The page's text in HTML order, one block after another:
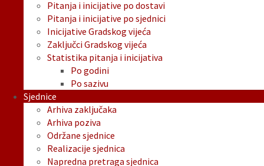
Pitanja i inicijative po dostavi
Pitanja i inicijative po sjednici
Inicijative Gradskog vijeća
Zaključci Gradskog vijeća
Statistika pitanja i inicijativa
Po godini
Po sazivu
Sjednice
Arhiva zaključaka
Arhiva poziva
Održane sjednice
Realizacije sjednica
Napredna pretraga sjednica